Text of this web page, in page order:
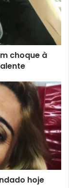
choque à
hoje